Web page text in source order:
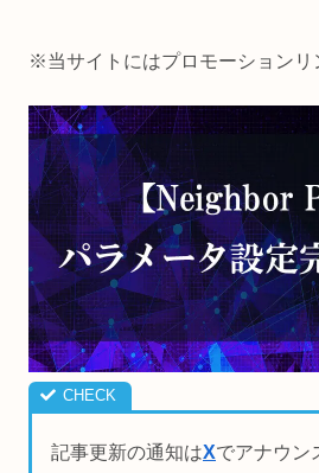
※当サイトにはプロモーションリ
記事更新の通知はX